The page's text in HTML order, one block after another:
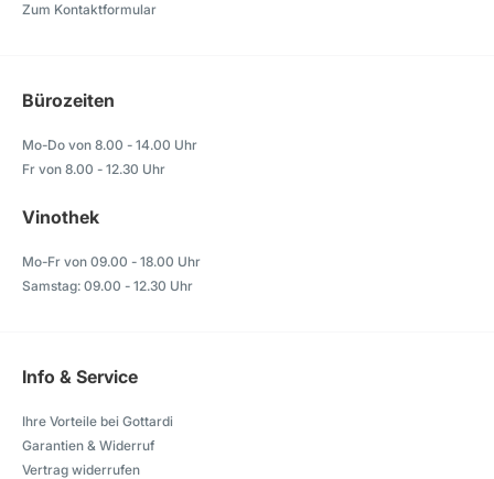
Zum Kontaktformular
Bürozeiten
Mo-Do von 8.00 - 14.00 Uhr
Fr von 8.00 - 12.30 Uhr
Vinothek
Mo-Fr von 09.00 - 18.00 Uhr
Samstag: 09.00 - 12.30 Uhr
Info & Service
Ihre Vorteile bei Gottardi
Garantien & Widerruf
Vertrag widerrufen